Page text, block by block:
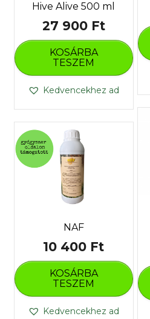
Hive Alive 500 ml
27 900 Ft
KOSÁRBA
TESZEM
Kedvencekhez ad
NAF
10 400 Ft
KOSÁRBA
TESZEM
Kedvencekhez ad